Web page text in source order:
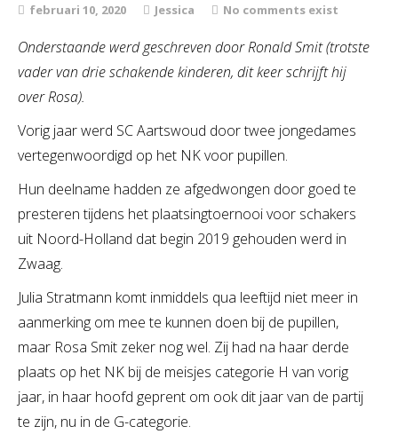
Informatie
Archief
februari 10, 2020 Jessica No comments exist
Onderstaande werd geschreven door Ronald Smit (trotste
vader van drie schakende kinderen, dit keer schrijft hij
over Rosa).
Vorig jaar werd SC Aartswoud door twee jongedames
vertegenwoordigd op het NK voor pupillen.
Hun deelname hadden ze afgedwongen door goed te
presteren tijdens het plaatsingtoernooi voor schakers
uit Noord-Holland dat begin 2019 gehouden werd in
Zwaag.
Julia Stratmann komt inmiddels qua leeftijd niet meer in
aanmerking om mee te kunnen doen bij de pupillen,
maar Rosa Smit zeker nog wel. Zij had na haar derde
plaats op het NK bij de meisjes categorie H van vorig
jaar, in haar hoofd geprent om ook dit jaar van de partij
te zijn, nu in de G-categorie.